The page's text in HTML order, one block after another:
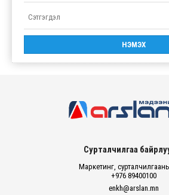
Сурталчилгаа
Маркетинг,
+976 89400100
enkh@arslan.mn